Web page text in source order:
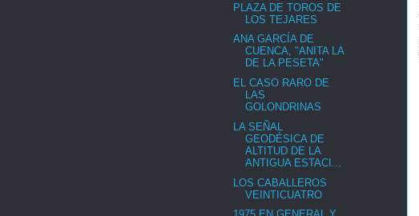
PLAZA DE TOROS DE
LOS TEJARES
ANA GARCÍA DE
CUENCA, "ANITA LA
DE LA PESETA"
EL CASO RARO DE
LAS
GOLONDRINAS
LA SEÑAL
GEODÉSICA DE
ALTITUD DE LA
ANTIGUA ESTACI...
LOS CABALLEROS
VEINTICUATRO